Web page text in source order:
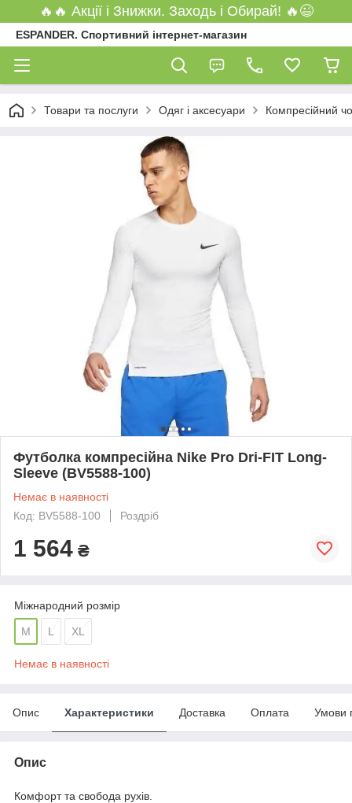
🔥🔥 Акції і Знижки. Заходь і Обирай! 🔥😉
ESPANDER. Спортивний інтернет-магазин
Товари та послуги Одяг і аксесуари Компресійний
Футболка компресійна Nike Pro Dri-FIT Long-
Sleeve (BV5588-100)
Немає в наявності
Код: BV5588-100
Роздріб
1 564 ₴
Міжнародний розмір
M L XL
Немає в наявності
Опис Характеристики Доставка Оплата Умови
Опис
Комфорт та свобода рухів.